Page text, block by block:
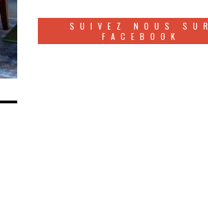
SUIVEZ NOUS SUR
FACEBOOK